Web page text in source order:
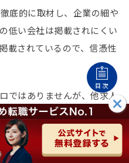
底的に取材し、企業の細や
低い会社は掲載されにくい
載されているので、信憑性
ではありませんが、他求人
くなる設計になっているの
ます。
目次